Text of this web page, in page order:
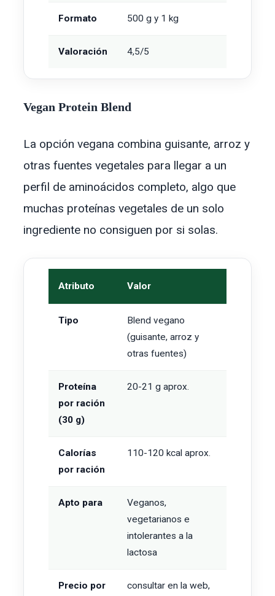
Formato 500 g y 1 kg
Valoración 4,5/5
Vegan Protein Blend
La opción vegana combina guisante, arroz y
otras fuentes vegetales para llegar a un
perfil de aminoácidos completo, algo que
muchas proteínas vegetales de un solo
ingrediente no consiguen por si solas.
Atributo Valor
Tipo
Blend vegano
(guisante, arroz y
otras fuentes)
Proteína
por ración
(30 g)
20-21 g aprox.
Calorías
por ración
110-120 kcal aprox.
Apto para
Veganos,
vegetarianos e
intolerantes a la
lactosa
Precio por
consultar en la web,